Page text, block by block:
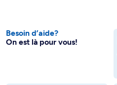
Besoin d’aide?
On est là pour vous!